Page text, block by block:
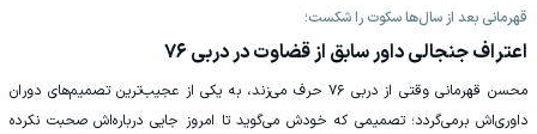
قهرمانی بعد از سال‌ها سکوت را شکست؛
اعتراف جنجالی داور سابق از قضاوت در دربی ۷۶
محسن قهرمانی وقتی از دربی ۷۶ حرف می‌زند، به یکی از عجیب‌ترین تصمیم‌های دوران
داوری‌اش برمی‌گردد؛ تصمیمی که خودش می‌گوید تا امروز جایی درباره‌اش صحبت نکرده